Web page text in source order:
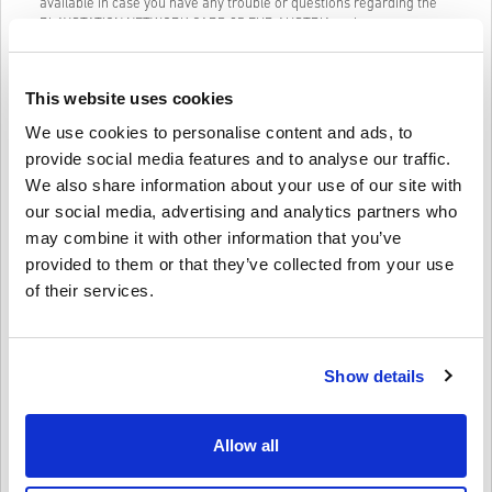
This website uses cookies
We use cookies to personalise content and ads, to
provide social media features and to analyse our traffic.
We also share information about your use of our site with
our social media, advertising and analytics partners who
may combine it with other information that you’ve
provided to them or that they’ve collected from your use
of their services.
Show details
Allow all
available in case you have any trouble or questions regarding the
PLAYSTATION NETWORK CARD 35 EUR AUSTRIA code.
Our Easy to follow 3-step purchase system contains no annoying
a valid payment method, thus making the process of buying
livecards.net quick and easy.
Kuidas see Livecards.netis töötab
Uus Livecards.netis? Digikoodide ostmine on kiire ja lihtne:
Vastutusest loobumine
Kui teil tekib ostuga probleeme, andke meile sellest teada,
Lukas 23-08-2025